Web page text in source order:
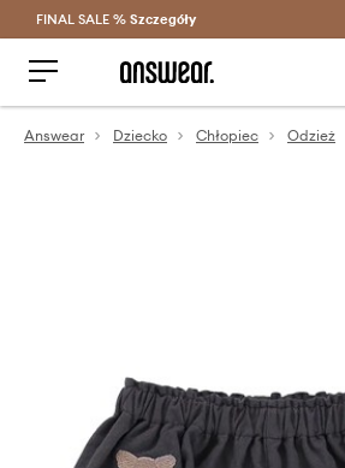
Oszczędzaj z Answear Club >
FINAL SALE % Szczegóły
Answear Dziecko Chłopiec Odzież